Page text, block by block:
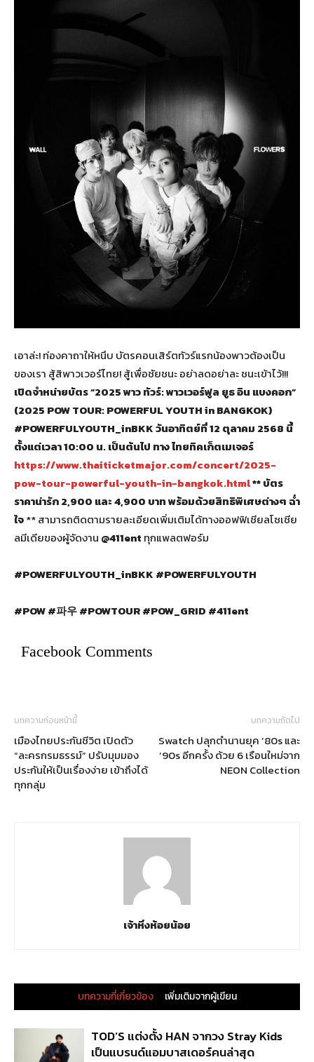
เอาล่ะ! ท่องคาถาให้หนึบ บัตรคอนเสิร์ตทัวร์แรกน้องพาวต้องเป็น
ของเรา สู้สิพาวเวอร์ไทย! สู้เพื่อชัยชนะ อย่าลดอย่าละ ชนะเข้าไว้!!!
เปิดจำหน่ายบัตร“2025 พาว ทัวร์: พาวเวอร์ฟูล ยูธ อิน แบงคอก”
(2025 POW TOUR: POWERFUL YOUTH in BANGKOK)
#POWERFULYOUTH_inBKKวันอาทิตย์ที่12 ตุลาคม 2568 นี้
ตั้งแต่เวลา 10:00 น. เป็นต้นไป ทาง ไทยทิคเก็ตเมเจอร์
https://www.thaiticketmajor.com/concert/2025-
pow-tour-powerful-youth-in-bangkok.html**บัตร
ราคาน่ารัก2,900 และ 4,900 บาท พร้อมด้วยสิทธิพิเศษต่างๆ ฉ่ำ
ใจ** สามารถติดตามรายละเอียดเพิ่มเติมได้ทางออฟฟิเชียลโซเชีย
ลมีเดียของผู้จัดงาน @411ent ทุกแพลตฟอร์ม
#POWERFULYOUTH_inBKK #POWERFULYOUTH
#POW #파우#POWTOUR #POW_GRID #411ent
Facebook Comments
บทความก่อนหน้านี้
เมืองไทยประกันชีวิต เปิดตัว
“ละครกรมธรรม์” ปรับมุมมอง
ประกันให้เป็นเรื่องง่าย เข้าถึงได้
ทุกกลุ่ม
บทความถัดไป
Swatch ปลุกตำนานยุค ’80s และ
’90s อีกครั้ง ด้วย 6 เรือนใหม่จาก
NEON Collection
เจ้าหิ่งห้อยน้อย
บทความที่เกี่ยวข้อง เพิ่มเติมจากผู้เขียน
TOD’S แต่งตั้ง HAN จากวง Stray Kids
เป็นแบรนด์แอมบาสเดอร์คนล่าสุด